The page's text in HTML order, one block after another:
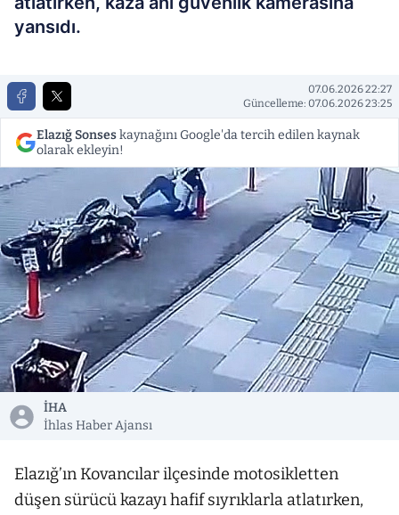
yansıdı.
07.06.2026 22:27
Güncelleme: 07.06.2026 23:25
Elazığ Sonseskaynağını Google'da tercih edilen kaynak
olarak ekleyin!
İHA
İhlas Haber Ajansı
Elazığ’ın Kovancılar ilçesinde motosikletten
düşen sürücü kazayı hafif sıyrıklarla atlatırken,